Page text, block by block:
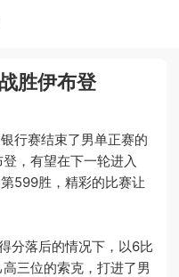
胜伊布登
行赛结束了男单正赛的
，有望在下一轮进入
599胜，精彩的比赛让
落后的情况下，以6比
三位的索克，打进了男